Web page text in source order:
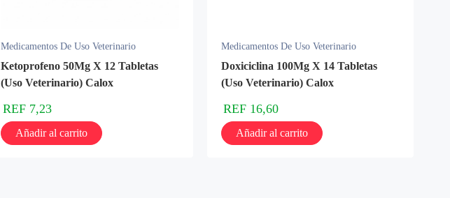
Medicamentos De Uso Veterinario
Ketoprofeno 50Mg X 12 Tabletas
(Uso Veterinario) Calox
REF 7,23
Añadir al carrito
Medicamentos De Uso Veterinario
Doxiciclina 100Mg X 14 Tabletas
(Uso Veterinario) Calox
REF 16,60
Añadir al carrito